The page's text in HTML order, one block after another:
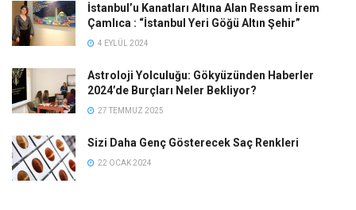
İstanbul’u Kanatları Altına Alan Ressam İrem
Çamlıca : “İstanbul Yeri Göğü Altın Şehir”
4 EYLÜL 2024
Astroloji Yolculuğu: Gökyüzünden Haberler
2024’de Burçları Neler Bekliyor?
27 TEMMUZ 2025
Sizi Daha Genç Gösterecek Saç Renkleri
22 OCAK 2024